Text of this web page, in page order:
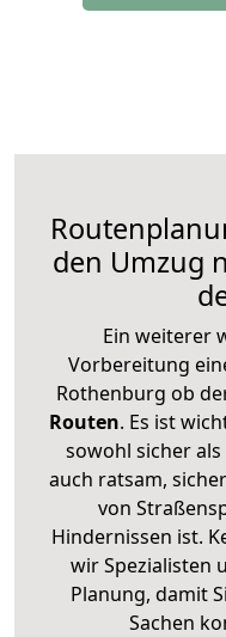
den Umzug
Ein weiterer
Vorbereitung
Rothenburg ob
Routen. Es ist
sowohl sicher als
auch ratsam,
von
Hindernissen ist.
wir Spezialisten
Planung, damit
Sachen